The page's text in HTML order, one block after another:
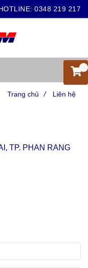
0348 219 217
Trang chủ / Liên hệ
TP. PHAN RANG